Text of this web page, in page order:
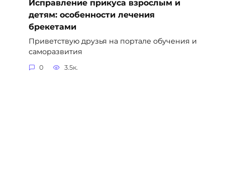
Исправление прикуса взрослым и
детям: особенности лечения
брекетами
Приветствую друзья на портале обучения и
саморазвития
0 3.5к.